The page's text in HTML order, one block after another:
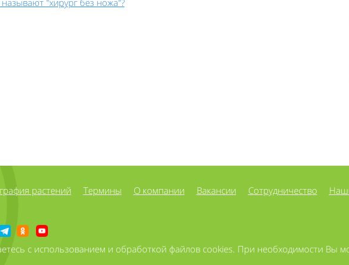
"хирург без ножа"?
растений Термины О компании Вакансии Сотрудничество
с использованием и обработкой файлов cookies. При необходимости Вы